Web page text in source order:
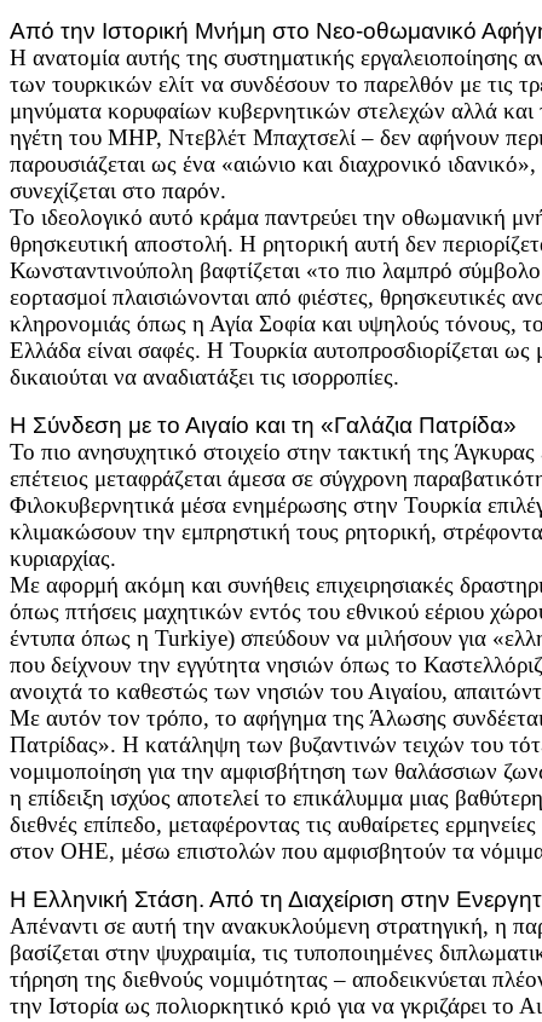
Από την Ιστορική Μνήμη στο Νεο-οθωμανικό
Η ανατομία αυτής της συστηματικής εργαλειοποίησης
των τουρκικών ελίτ να συνδέσουν το παρελθόν με τις
μηνύματα κορυφαίων κυβερνητικών στελεχών αλλά
ηγέτη του MHP, Ντεβλέτ Μπαχτσελί – δεν αφήνουν
παρουσιάζεται ως ένα «αιώνιο και διαχρονικό
συνεχίζεται στο παρόν.
Το ιδεολογικό αυτό κράμα παντρεύει την οθωμανική
θρησκευτική αποστολή. Η ρητορική αυτή δεν
Κωνσταντινούπολη βαφτίζεται «το πιο λαμπρό
εορτασμοί πλαισιώνονται από φιέστες, θρησκευτικές
κληρονομιάς όπως η Αγία Σοφία και υψηλούς τόνους,
Ελλάδα είναι σαφές. Η Τουρκία αυτοπροσδιορίζεται ως
δικαιούται να αναδιατάξει τις ισορροπίες.
Η Σύνδεση με το Αιγαίο και τη «Γαλάζια Πατρίδα»
Το πιο ανησυχητικό στοιχείο στην τακτική της
επέτειος μεταφράζεται άμεσα σε σύγχρονη
Φιλοκυβερνητικά μέσα ενημέρωσης στην Τουρκία
κλιμακώσουν την εμπρηστική τους ρητορική,
κυριαρχίας.
Με αφορμή ακόμη και συνήθεις επιχειρησιακές
όπως πτήσεις μαχητικών εντός του εθνικού εέριου
έντυπα όπως η Turkiye) σπεύδουν να μιλήσουν για
που δείχνουν την εγγύτητα νησιών όπως το
ανοιχτά το καθεστώς των νησιών του Αιγαίου,
Με αυτόν τον τρόπο, το αφήγημα της Άλωσης
Πατρίδας». Η κατάληψη των βυζαντινών τειχών του
νομιμοποίηση για την αμφισβήτηση των θαλάσσιων
η επίδειξη ισχύος αποτελεί το επικάλυμμα μιας
διεθνές επίπεδο, μεταφέροντας τις αυθαίρετες
στον ΟΗΕ, μέσω επιστολών που αμφισβητούν τα
Η Ελληνική Στάση. Από τη Διαχείριση στην
Απέναντι σε αυτή την ανακυκλούμενη στρατηγική, η
βασίζεται στην ψυχραιμία, τις τυποποιημένες
τήρηση της διεθνούς νομιμότητας – αποδεικνύεται
την Ιστορία ως πολιορκητικό κριό για να γκριζάρει το